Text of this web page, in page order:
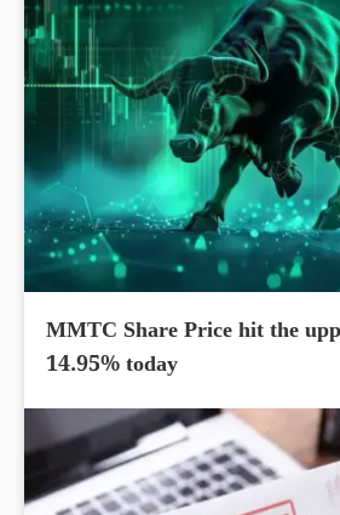
MMTC Share Price hit the
14.95% today